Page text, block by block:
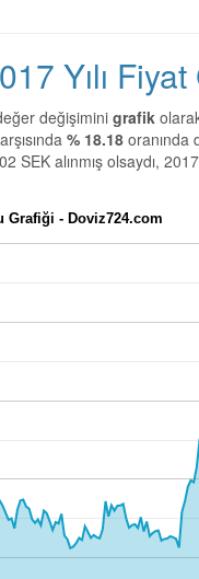
Yılı
değişiminigrafik
% 18.18 oranında
SEK alınmış olsaydı,
Grafiği - Doviz724.com